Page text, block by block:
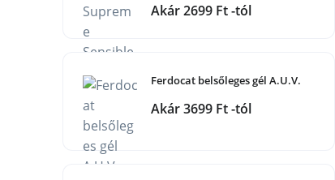
Akár 2699 Ft -tól
Ferdocat belsőleges gél A.U.V.
Akár 3699 Ft -tól